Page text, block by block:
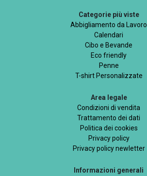
Categorie più viste
Abbigliamento da Lavoro
Calendari
Cibo e Bevande
Eco friendly
Penne
T-shirt Personalizzate
Area legale
Condizioni di vendita
Trattamento dei dati
Politica dei cookies
Privacy policy
Privacy policy newletter
Informazioni generali